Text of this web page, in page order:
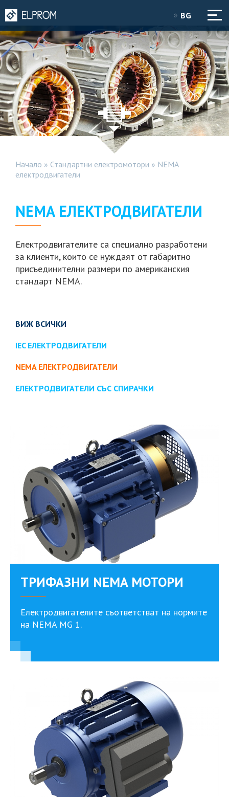
BG
Начало » Стандартни електромотори » NEMA
електродвигатели
NEMA ЕЛЕКТРОДВИГАТЕЛИ
Eлектродвигателите са специално разработени
за клиенти, които се нуждаят от габаритно
присъединителни размери по американския
стандарт NEMA.
ВИЖ ВСИЧКИ
IEC ЕЛЕКТРОДВИГАТЕЛИ
NEMA ЕЛЕКТРОДВИГАТЕЛИ
ЕЛЕКТРОДВИГАТЕЛИ СЪС СПИРАЧКИ
ТРИФАЗНИ NEMA МОТОРИ
Електродвигателите съответстват на нормите
на NEMA MG 1.